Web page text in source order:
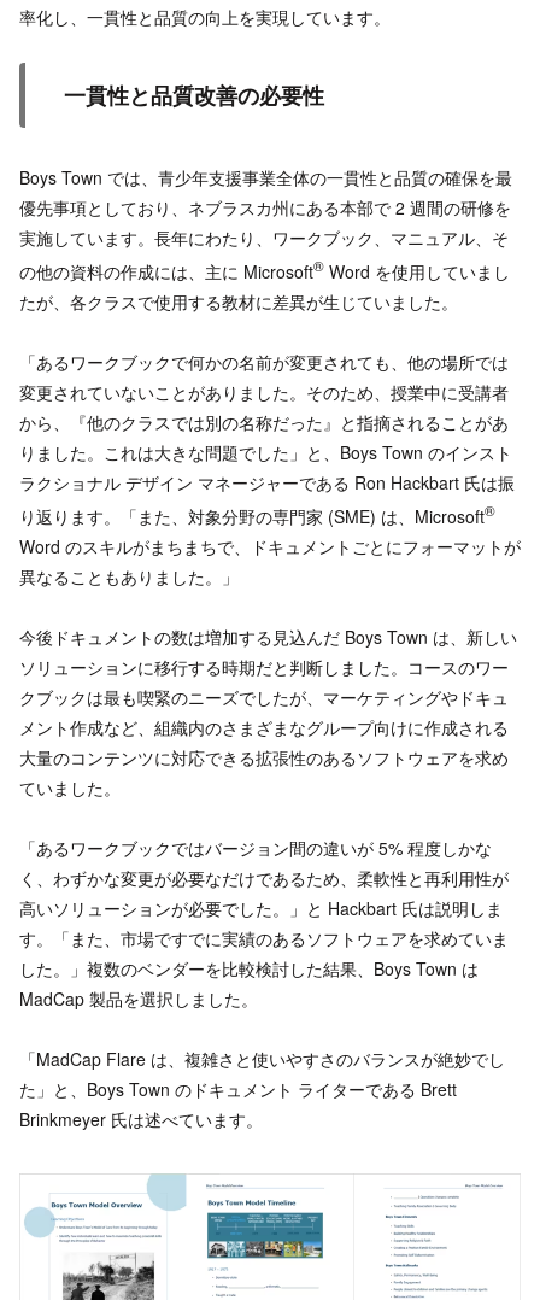
率化し、一貫性と品質の向上を実現しています。
一貫性と品質改善の必要性
Boys Town では、青少年支援事業全体の一貫性と品質の確保を最
優先事項としており、ネブラスカ州にある本部で 2 週間の研修を
実施しています。長年にわたり、ワークブック、マニュアル、そ
の他の資料の作成には、主に Microsoft® Word を使用していまし
たが、各クラスで使用する教材に差異が生じていました。
「あるワークブックで何かの名前が変更されても、他の場所では
変更されていないことがありました。そのため、授業中に受講者
から、『他のクラスでは別の名称だった』と指摘されることがあ
りました。これは大きな問題でした」と、Boys Town のインスト
ラクショナル デザイン マネージャーである Ron Hackbart 氏は振
り返ります。「また、対象分野の専門家 (SME) は、Microsoft®
Word のスキルがまちまちで、ドキュメントごとにフォーマットが
異なることもありました。」
今後ドキュメントの数は増加する見込んだ Boys Town は、新しい
ソリューションに移行する時期だと判断しました。コースのワー
クブックは最も喫緊のニーズでしたが、マーケティングやドキュ
メント作成など、組織内のさまざまなグループ向けに作成される
大量のコンテンツに対応できる拡張性のあるソフトウェアを求め
ていました。
「あるワークブックではバージョン間の違いが 5% 程度しかな
く、わずかな変更が必要なだけであるため、柔軟性と再利用性が
高いソリューションが必要でした。」と Hackbart 氏は説明しま
す。「また、市場ですでに実績のあるソフトウェアを求めていま
した。」複数のベンダーを比較検討した結果、Boys Town は
MadCap 製品を選択しました。
「MadCap Flare は、複雑さと使いやすさのバランスが絶妙でし
た」と、Boys Town のドキュメント ライターである Brett
Brinkmeyer 氏は述べています。